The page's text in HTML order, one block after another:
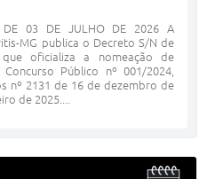
DE 03 DE JULHO DE 2026 A
MG publica o Decreto S/N de
oficializa a nomeação de
Público nº 001/2024,
nº 2131 de 16 de dezembro de
de 2025....